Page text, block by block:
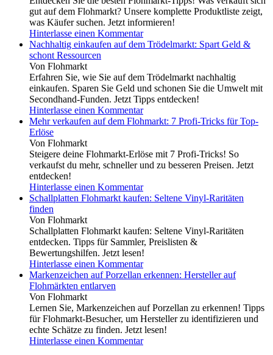
gut auf dem Flohmarkt? Unsere komplette Produktliste zeigt,
was Käufer suchen. Jetzt informieren!
Hinterlasse einen Kommentar
Nachhaltig einkaufen auf dem Trödelmarkt: Spart Geld &
schont Ressourcen
Von Flohmarkt
Erfahren Sie, wie Sie auf dem Trödelmarkt nachhaltig
einkaufen. Sparen Sie Geld und schonen Sie die Umwelt mit
Secondhand-Funden. Jetzt Tipps entdecken!
Hinterlasse einen Kommentar
Mehr verkaufen auf dem Flohmarkt: 7 Profi-Tricks für Top-
Erlöse
Von Flohmarkt
Steigere deine Flohmarkt-Erlöse mit 7 Profi-Tricks! So
verkaufst du mehr, schneller und zu besseren Preisen. Jetzt
entdecken!
Hinterlasse einen Kommentar
Schallplatten Flohmarkt kaufen: Seltene Vinyl-Raritäten
finden
Von Flohmarkt
Schallplatten Flohmarkt kaufen: Seltene Vinyl-Raritäten
entdecken. Tipps für Sammler, Preislisten &
Bewertungshilfen. Jetzt lesen!
Hinterlasse einen Kommentar
Markenzeichen auf Porzellan erkennen: Hersteller auf
Flohmärkten entlarven
Von Flohmarkt
Lernen Sie, Markenzeichen auf Porzellan zu erkennen! Tipps
für Flohmarkt-Besucher, um Hersteller zu identifizieren und
echte Schätze zu finden. Jetzt lesen!
Hinterlasse einen Kommentar